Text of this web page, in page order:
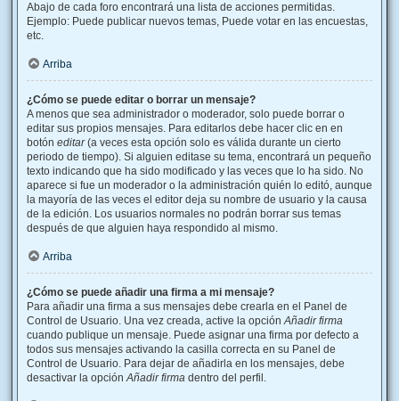
Abajo de cada foro encontrará una lista de acciones permitidas.
Ejemplo: Puede publicar nuevos temas, Puede votar en las encuestas,
etc.
Arriba
¿Cómo se puede editar o borrar un mensaje?
A menos que sea administrador o moderador, solo puede borrar o
editar sus propios mensajes. Para editarlos debe hacer clic en en
botón editar(a veces esta opción solo es válida durante un cierto
periodo de tiempo). Si alguien editase su tema, encontrará un pequeño
texto indicando que ha sido modificado y las veces que lo ha sido. No
aparece si fue un moderador o la administración quién lo editó, aunque
la mayoría de las veces el editor deja su nombre de usuario y la causa
de la edición. Los usuarios normales no podrán borrar sus temas
después de que alguien haya respondido al mismo.
Arriba
¿Cómo se puede añadir una firma a mi mensaje?
Para añadir una firma a sus mensajes debe crearla en el Panel de
Control de Usuario. Una vez creada, active la opciónAñadir firma
cuando publique un mensaje. Puede asignar una firma por defecto a
todos sus mensajes activando la casilla correcta en su Panel de
Control de Usuario. Para dejar de añadirla en los mensajes, debe
desactivar la opciónAñadir firma dentro del perfil.